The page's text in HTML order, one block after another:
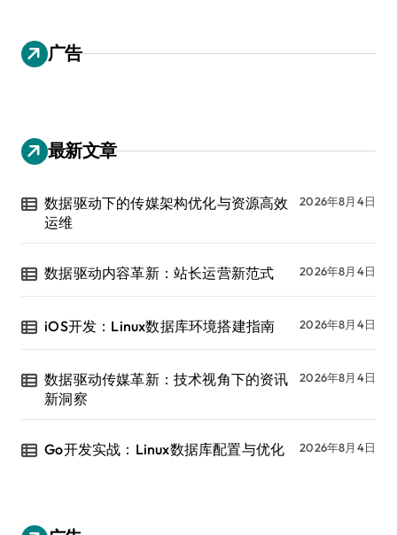
广告
最新文章
数据驱动下的传媒架构优化与资源高效
运维
2026年8月4日
数据驱动内容革新：站长运营新范式 2026年8月4日
iOS开发：Linux数据库环境搭建指南 2026年8月4日
数据驱动传媒革新：技术视角下的资讯
新洞察
2026年8月4日
Go开发实战：Linux数据库配置与优化 2026年8月4日